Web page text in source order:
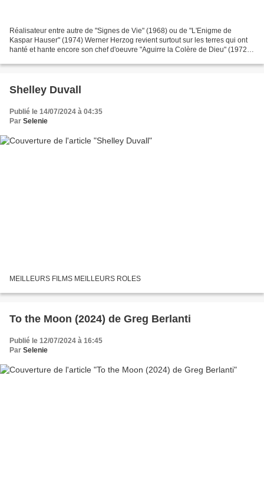
Réalisateur entre autre de "Signes de Vie" (1968) ou de "L'Enigme de
Kaspar Hauser" (1974) Werner Herzog revient surtout sur les terres qui ont
hanté et hante encore son chef d'oeuvre "Aguirre la Colère de Dieu" (1972).
Shelley Duvall
Publié le 14/07/2024 à 04:35
Par Selenie
MEILLEURS FILMS MEILLEURS ROLES
To the Moon (2024) de Greg Berlanti
Publié le 12/07/2024 à 16:45
Par Selenie